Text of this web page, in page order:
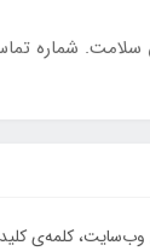
کلمه‌ی